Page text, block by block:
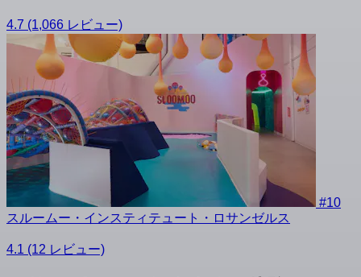
4.7 (1,066 レビュー)
#10
スルームー・インスティテュート・ロサンゼルス
4.1 (12 レビュー)